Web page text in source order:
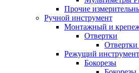
Прочие
Ручной инструмент
Монтажный и
Отвертки
Режущий инструмент
Бокорезы